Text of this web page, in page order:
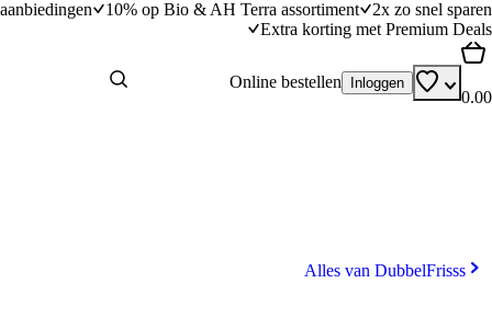
10% op Bio & AH Terra assortiment
2x zo snel sparen
Extra korting met Premium Deals
Online bestellen Inloggen
0.00
Alles van DubbelFrisss